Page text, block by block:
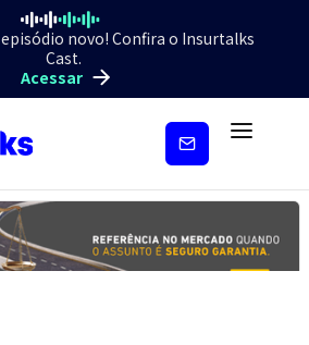
novo! Confira o Insurtalks
Cast.
Acessar
Inscreva-